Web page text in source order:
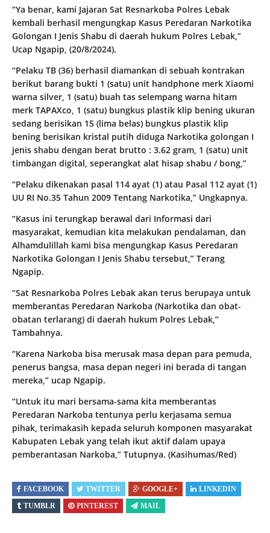
“Ya benar, kami Jajaran Sat Resnarkoba Polres Lebak
kembali berhasil mengungkap Kasus Peredaran Narkotika
Golongan I Jenis Shabu di daerah hukum Polres Lebak,”
Ucap Ngapip, (20/8/2024).
“Pelaku TB (36) berhasil diamankan di sebuah kontrakan
berikut barang bukti 1 (satu) unit handphone merk Xiaomi
warna silver, 1 (satu) buah tas selempang warna hitam
merk TAPAXco, 1 (satu) bungkus plastik klip bening ukuran
sedang berisikan 15 (lima belas) bungkus plastik klip
bening berisikan kristal putih diduga Narkotika golongan I
jenis shabu dengan berat brutto : 3.62 gram, 1 (satu) unit
timbangan digital, seperangkat alat hisap shabu / bong,”
“Pelaku dikenakan pasal 114 ayat (1) atau Pasal 112 ayat (1)
UU RI No.35 Tahun 2009 Tentang Narkotika,” Ungkapnya.
“Kasus ini terungkap berawal dari Informasi dari
masyarakat, kemudian kita melakukan pendalaman, dan
Alhamdulillah kami bisa mengungkap Kasus Peredaran
Narkotika Golongan I Jenis Shabu tersebut,” Terang
Ngapip.
“Sat Resnarkoba Polres Lebak akan terus berupaya untuk
memberantas Peredaran Narkoba (Narkotika dan obat-
obatan terlarang) di daerah hukum Polres Lebak,”
Tambahnya.
“Karena Narkoba bisa merusak masa depan para pemuda,
penerus bangsa, masa depan negeri ini berada di tangan
mereka,” ucap Ngapip.
“Untuk itu mari bersama-sama kita memberantas
Peredaran Narkoba tentunya perlu kerjasama semua
pihak, terimakasih kepada seluruh komponen masyarakat
Kabupaten Lebak yang telah ikut aktif dalam upaya
pemberantasan Narkoba,” Tutupnya. (Kasihumas/Red)
FACEBOOK TWITTER GOOGLE+
LINKEDIN
TUMBLR
PINTEREST MAIL